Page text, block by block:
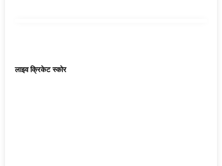
लाइव क्रिकेट स्कोर